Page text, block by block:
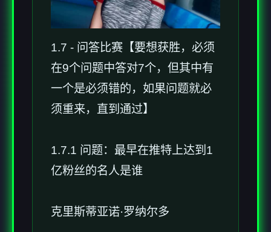
1.7 - 问答比赛【要想获胜，必须
在9个问题中答对7个，但其中有
一个是必须错的，如果问题就必
须重来，直到通过】
1.7.1 问题：最早在推特上达到1
亿粉丝的名人是谁
克里斯蒂亚诺·罗纳尔多